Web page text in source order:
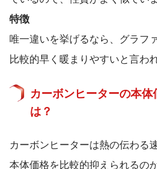
特徴
唯一違いを挙げるなら、グラフ
比較的早く暖まりやすいと言わ
カーボンヒーターの本
は？
カーボンヒーターは熱の伝わる
本体価格を比較的抑えられるの